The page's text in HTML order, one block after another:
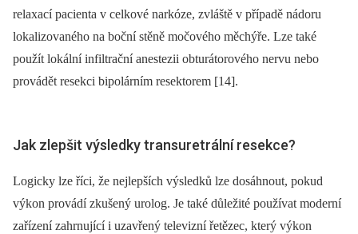
relaxací pacienta v celkové narkóze, zvláště v případě nádoru
lokalizovaného na boční stěně močového měchýře. Lze také
použít lo­kální infiltrační anestezii obturátorového nervu nebo
provádět resekci bipolárním resektorem [14].
Jak zlepšit výsledky transuretrální resekce?
Logicky lze říci, že nejlepších výsledků lze dosáhnout, pokud
výkon provádí zkušený urolog. Je také důležité používat moderní
zařízení zahrnující i uzavřený televizní řetězec, který výkon